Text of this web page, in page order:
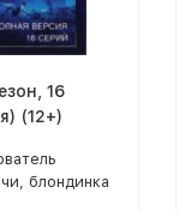
16
(12+)
блондинка